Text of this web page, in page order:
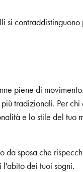
piene di
tradizionali. Per
e lo stile del tuo
sposa che
dei tuoi sogni.